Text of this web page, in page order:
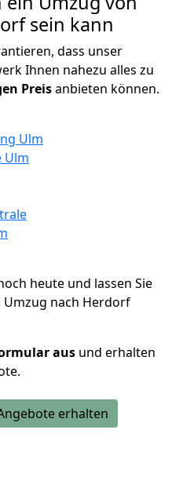
sein kann
dass unser
Ihnen nahezu alles zu
Preisanbieten können.
Ulm
Ulm
heute und lassen Sie
nach Herdorf
aus und erhalten
erhalten